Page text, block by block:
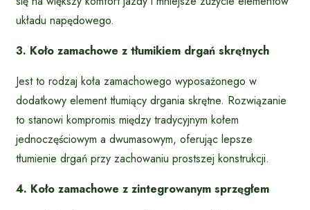
układu napędowego.
3. Koło zamachowe z tłumikiem drgań skrętnych
Jest to rodzaj koła zamachowego wyposażonego w
dodatkowy element tłumiący drgania skrętne. Rozwiązanie
to stanowi kompromis między tradycyjnym kołem
jednoczęściowym a dwumasowym, oferując lepsze
tłumienie drgań przy zachowaniu prostszej konstrukcji.
4. Koło zamachowe z zintegrowanym sprzęgłem